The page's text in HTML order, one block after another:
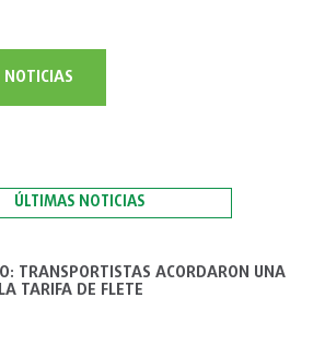
ÚLTIMAS NOTICIAS
TRANSPORTISTAS ACORDARON UNA
TARIFA DE FLETE